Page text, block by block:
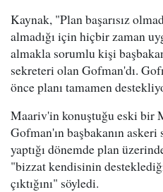
Kaynak, "Plan başarısız
almadığı için hiçbir zaman
almakla sorumlu kişi
sekreteri olan Gofman'dı.
önce planı tamamen
Maariv'in konuştuğu eski bir
Gofman'ın başbakanın
yaptığı dönemde plan
"bizzat kendisinin
çıktığını" söyledi.